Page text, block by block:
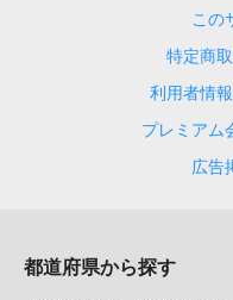
この
特定商
利用者情
プレミアム
広告
都道府県から探す